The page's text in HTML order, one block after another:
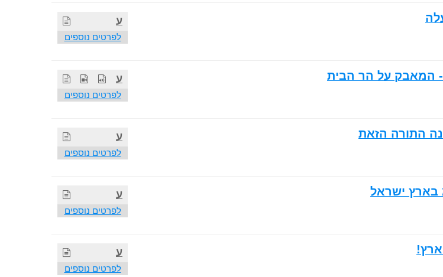
ע
לפרטים נוספים
ע
לפרטים נוספים
- המאבק על הר הבית
ע
לפרטים נוספים
התורה הזאת
ע
לפרטים נוספים
בארץ ישראל
ע
לפרטים נוספים